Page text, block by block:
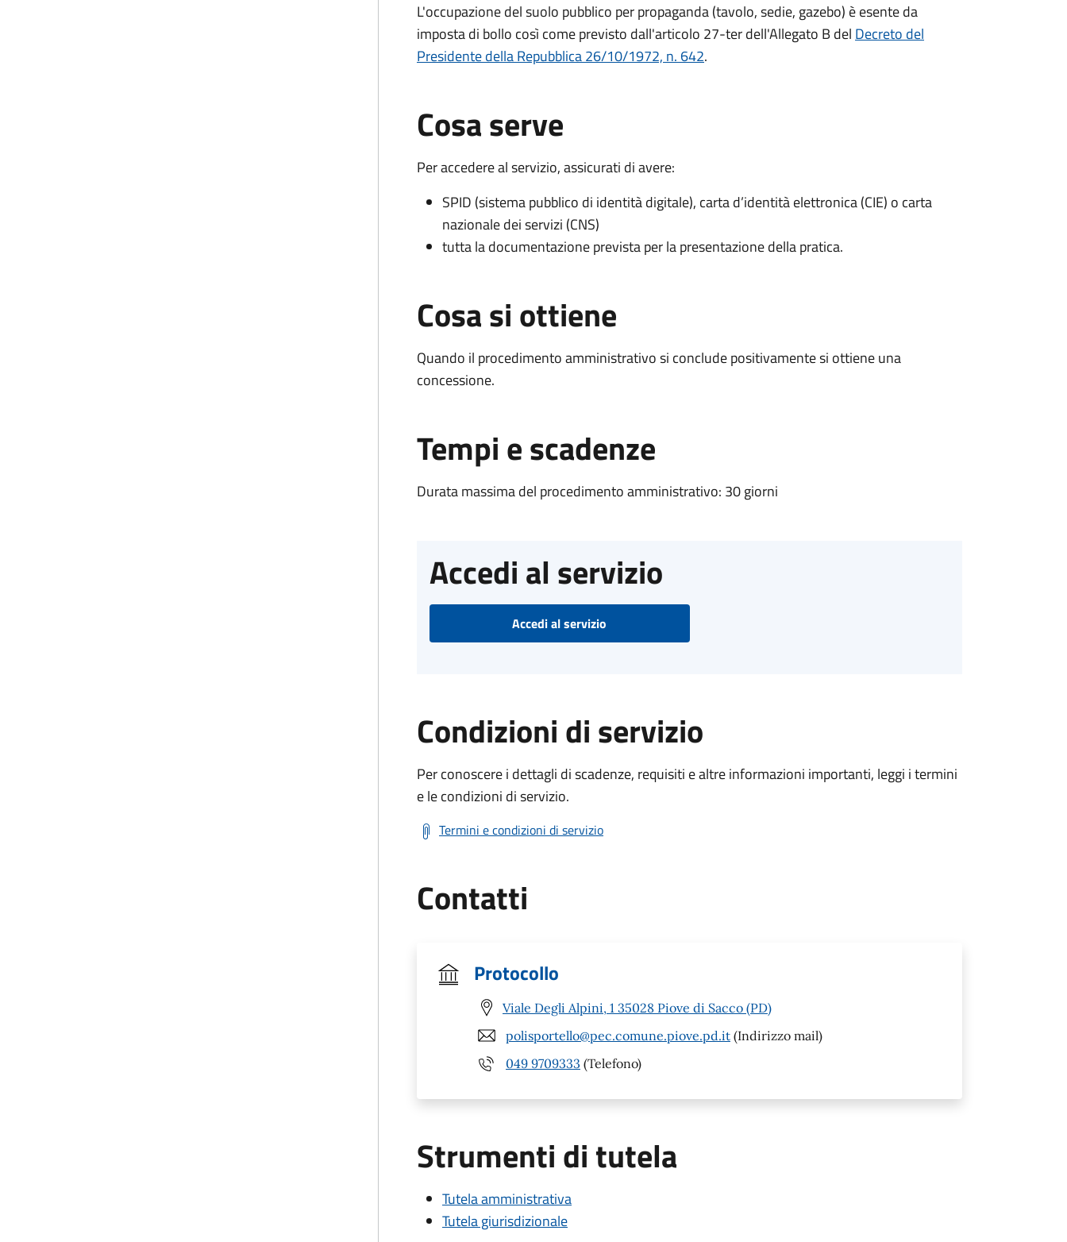
L'occupazione del suolo pubblico per propaganda (tavolo, sedie, gazebo) è esente da
imposta di bollo così come previsto dall'articolo 27-ter dell'Allegato B del Decreto del
Presidente della Repubblica 26/10/1972, n. 642.
Cosa serve
Per accedere al servizio, assicurati di avere:
SPID (sistema pubblico di identità digitale), carta d’identità elettronica (CIE) o carta
nazionale dei servizi (CNS)
tutta la documentazione prevista per la presentazione della pratica.
Cosa si ottiene
Quando il procedimento amministrativo si conclude positivamente si ottiene una
concessione.
Tempi e scadenze
Durata massima del procedimento amministrativo: 30 giorni
Accedi al servizio
Accedi al servizio
Condizioni di servizio
Per conoscere i dettagli di scadenze, requisiti e altre informazioni importanti, leggi i termini
e le condizioni di servizio.
Termini e condizioni di servizio
Contatti
Protocollo
Viale Degli Alpini, 1 35028 Piove di Sacco (PD)
polisportello@pec.comune.piove.pd.it (Indirizzo mail)
049 9709333 (Telefono)
Strumenti di tutela
Tutela amministrativa
Tutela giurisdizionale